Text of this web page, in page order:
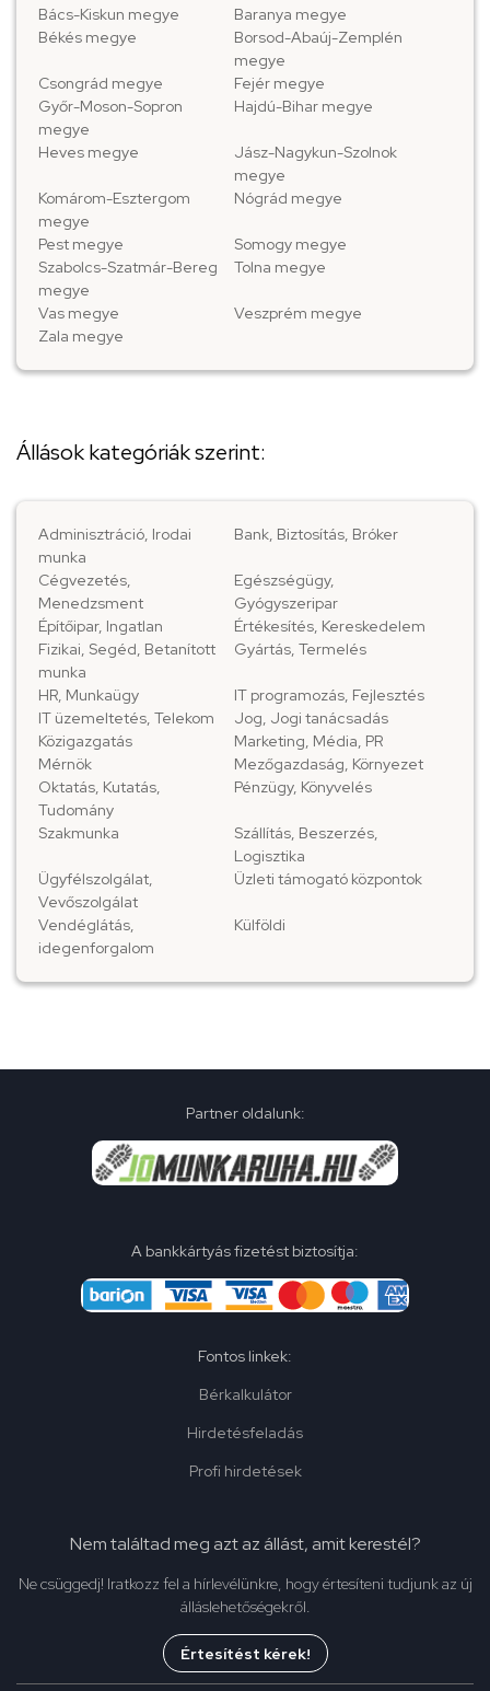
Bács-Kiskun megye
Baranya megye
Békés megye
Borsod-Abaúj-Zemplén
megye
Csongrád megye
Fejér megye
Győr-Moson-Sopron
megye
Hajdú-Bihar megye
Heves megye
Jász-Nagykun-Szolnok
megye
Komárom-Esztergom
megye
Nógrád megye
Pest megye
Somogy megye
Szabolcs-Szatmár-Bereg
megye
Tolna megye
Vas megye
Veszprém megye
Zala megye
Állások kategóriák szerint:
Adminisztráció, Irodai
munka
Bank, Biztosítás, Bróker
Cégvezetés,
Menedzsment
Egészségügy,
Gyógyszeripar
Építőipar, Ingatlan
Értékesítés, Kereskedelem
Fizikai, Segéd, Betanított
munka
Gyártás, Termelés
HR, Munkaügy
IT programozás, Fejlesztés
IT üzemeltetés, Telekom
Jog, Jogi tanácsadás
Közigazgatás
Marketing, Média, PR
Mérnök
Mezőgazdaság, Környezet
Oktatás, Kutatás,
Tudomány
Pénzügy, Könyvelés
Szakmunka
Szállítás, Beszerzés,
Logisztika
Ügyfélszolgálat,
Vevőszolgálat
Üzleti támogató központok
Vendéglátás,
idegenforgalom
Külföldi
Partner oldalunk:
A bankkártyás fizetést biztosítja:
Fontos linkek:
Bérkalkulátor
Hirdetésfeladás
Profi hirdetések
Nem találtad meg azt az állást, amit kerestél?
Ne csüggedj! Iratkozz fel a hírlevélünkre, hogy értesíteni tudjunk az új
álláslehetőségekről.
Értesítést kérek!